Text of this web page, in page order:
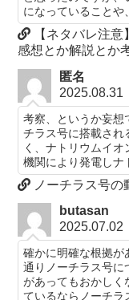
になっていることや
【ネタバレ注
感想とか解説とか
匿名
2025.08.31
考察、というか妄想
チラス号に搭載され
く、ナトリウムイ
機関により発電しナ
ノーチラス号の
butasan
2025.07.02
確かに明確な根拠が
通りノーチラス号に
があってもおかしく
ているならノーチラ